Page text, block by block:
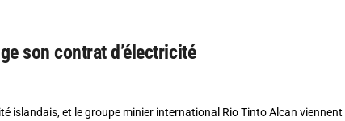
son contrat d’électricité
islandais, et le groupe minier international Rio Tinto Alcan